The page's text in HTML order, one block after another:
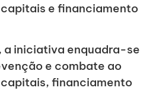
e financiamento
a iniciativa enquadra-se
e combate ao
financiamento